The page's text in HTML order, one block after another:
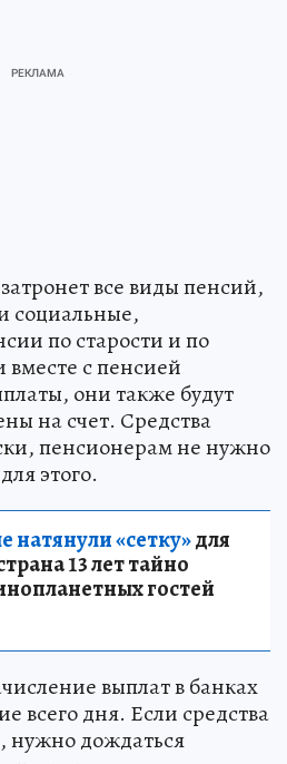
все виды пенсий,
социальные,
по старости и по
с пенсией
они также будут
на счет. Средства
пенсионерам не нужно
этого.
«сетку»для
13 лет тайно
гостей
выплат в банках
всего дня. Если средства
нужно дождаться